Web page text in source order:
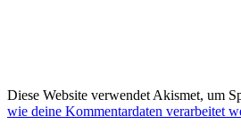
Diese Website verwendet Akismet, um
wie deine Kommentardaten verarbeitet